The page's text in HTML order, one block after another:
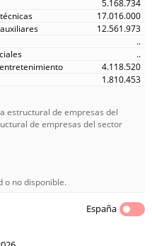
5.168.734
17.016.000
12.561.973
..
..
4.118.520
1.810.453
estructural de empresas del
de empresas del sector
o no disponible.
España